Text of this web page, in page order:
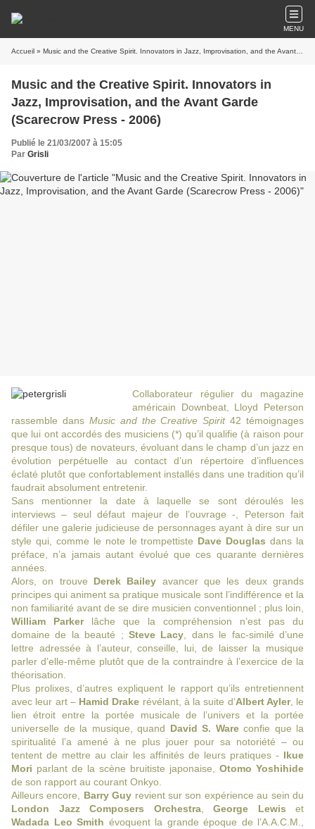
MENU
Accueil » Music and the Creative Spirit. Innovators in Jazz, Improvisation, and the Avant Garde (Scarecrow Press - 2006)
Music and the Creative Spirit. Innovators in
Jazz, Improvisation, and the Avant Garde
(Scarecrow Press - 2006)
Publié le 21/03/2007 à 15:05
Par Grisli
Collaborateur régulier du magazine
américain Downbeat, Lloyd Peterson
rassemble dans Music and the Creative Spirit42 témoignages
que lui ont accordés des musiciens (*) qu’il qualifie (à raison pour
presque tous) de novateurs, évoluant dans le champ d’un jazz en
évolution perpétuelle au contact d’un répertoire d’influences
éclaté plutôt que confortablement installés dans une tradition qu’il
faudrait absolument entretenir.
Sans mentionner la date à laquelle se sont déroulés les
interviews – seul défaut majeur de l’ouvrage -, Peterson fait
défiler une galerie judicieuse de personnages ayant à dire sur un
style qui, comme le note le trompettiste Dave Douglas dans la
préface, n’a jamais autant évolué que ces quarante dernières
années.
Alors, on trouve Derek Bailey avancer que les deux grands
principes qui animent sa pratique musicale sont l’indifférence et la
non familiarité avant de se dire musicien conventionnel ; plus loin,
William Parkerlâche que la compréhension n’est pas du
domaine de la beauté ; Steve Lacy , dans le fac-similé d’une
lettre adressée à l’auteur, conseille, lui, de laisser la musique
parler d’elle-même plutôt que de la contraindre à l’exercice de la
théorisation.
Plus prolixes, d’autres expliquent le rapport qu’ils entretiennent
avec leur art – Hamid Drake révélant, à la suite d’Albert Ayler, le
lien étroit entre la portée musicale de l’univers et la portée
universelle de la musique, quand David S. Wareconfie que la
spiritualité l’a amené à ne plus jouer pour sa notoriété – ou
tentent de mettre au clair les affinités de leurs pratiques - Ikue
Mori parlant de la scène bruitiste japonaise, Otomo Yoshihide
de son rapport au courant Onkyo.
Ailleurs encore, Barry Guy revient sur son expérience au sein du
London Jazz Composers Orchestra, George Lewis et
Wadada Leo Smith évoquent la grande époque de l’A.A.C.M.,